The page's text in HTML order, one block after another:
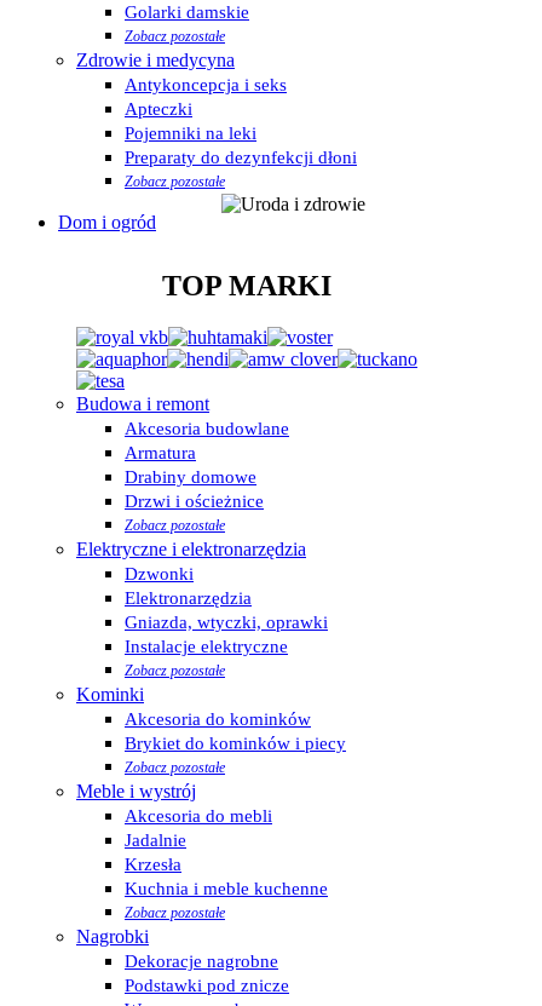
Golarki damskie
Zobacz pozostałe
Zdrowie i medycyna
Antykoncepcja i seks
Apteczki
Pojemniki na leki
Preparaty do dezynfekcji dłoni
Zobacz pozostałe
Dom i ogród
TOP MARKI
Budowa i remont
Akcesoria budowlane
Armatura
Drabiny domowe
Drzwi i ościeżnice
Zobacz pozostałe
Elektryczne i elektronarzędzia
Dzwonki
Elektronarzędzia
Gniazda, wtyczki, oprawki
Instalacje elektryczne
Zobacz pozostałe
Kominki
Akcesoria do kominków
Brykiet do kominków i piecy
Zobacz pozostałe
Meble i wystrój
Akcesoria do mebli
Jadalnie
Krzesła
Kuchnia i meble kuchenne
Zobacz pozostałe
Nagrobki
Dekoracje nagrobne
Podstawki pod znicze